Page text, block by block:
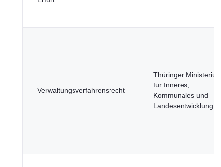
Verwaltungsverfahrensrecht
Thüringer
für Inneres,
Kommunales und
Landesentwicklung